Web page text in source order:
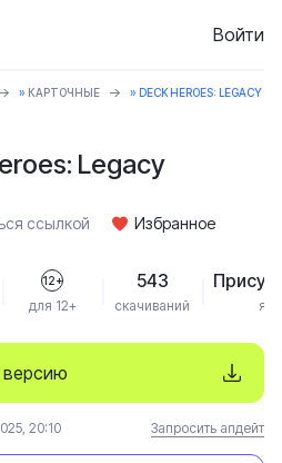
Войти
» КАРТОЧНЫЕ
» DECK HEROES: LEGACY
Legacy
ссылкой
Избранное
20:10 Запросить апдейт
12+
для 12+
543
скачиваний